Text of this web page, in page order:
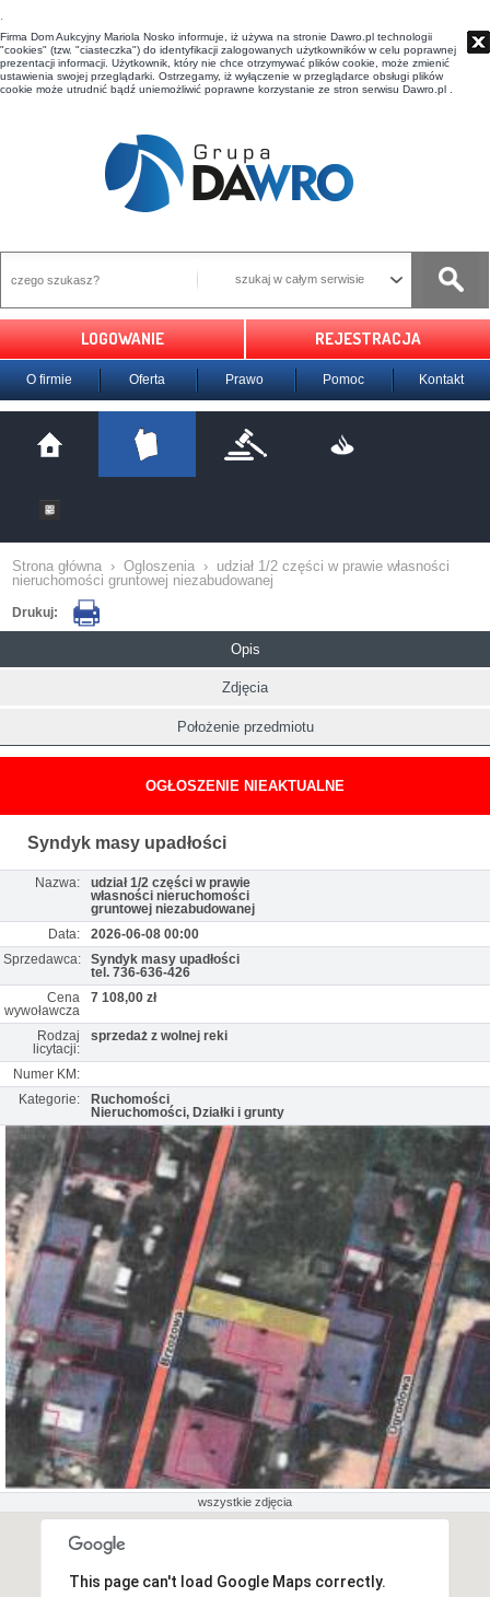
t
Firma Dom Aukcyjny Mariola Nosko informuje, iż używa na stronie Dawro.pl technologii
"cookies" (tzw. "ciasteczka") do identyfikacji zalogowanych użytkowników w celu poprawnej
prezentacji informacji. Użytkownik, który nie chce otrzymywać plików cookie, może zmienić
ustawienia swojej przeglądarki. Ostrzegamy, iż wyłączenie w przeglądarce obsługi plików
cookie może utrudnić bądź uniemożliwić poprawne korzystanie ze stron serwisu Dawro.pl .
szukaj w całym serwisie
LOGOWANIE REJESTRACJA
O firmie Oferta Prawo Pomoc Kontakt
Strona główna › Ogloszenia › udział 1/2 części w prawie własności
nieruchomości gruntowej niezabudowanej
Drukuj:
Opis
Zdjęcia
Położenie przedmiotu
OGŁOSZENIE NIEAKTUALNE
Syndyk masy upadłości
Nazwa:
udział 1/2 części w prawie
własności nieruchomości
gruntowej niezabudowanej
Data:
2026-06-08 00:00
Sprzedawca:
Syndyk masy upadłości
tel. 736-636-426
Cena
wywoławcza
7 108,00 zł
Rodzaj
licytacji:
sprzedaż z wolnej reki
Numer KM:
Kategorie:
Ruchomości
Nieruchomości, Działki i grunty
wszystkie zdjęcia
This page can't load Google Maps correctly.